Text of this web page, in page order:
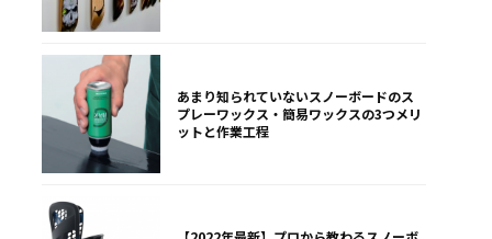
あまり知られていないスノーボードのス
プレーワックス・簡易ワックスの3つメリ
ットと作業工程